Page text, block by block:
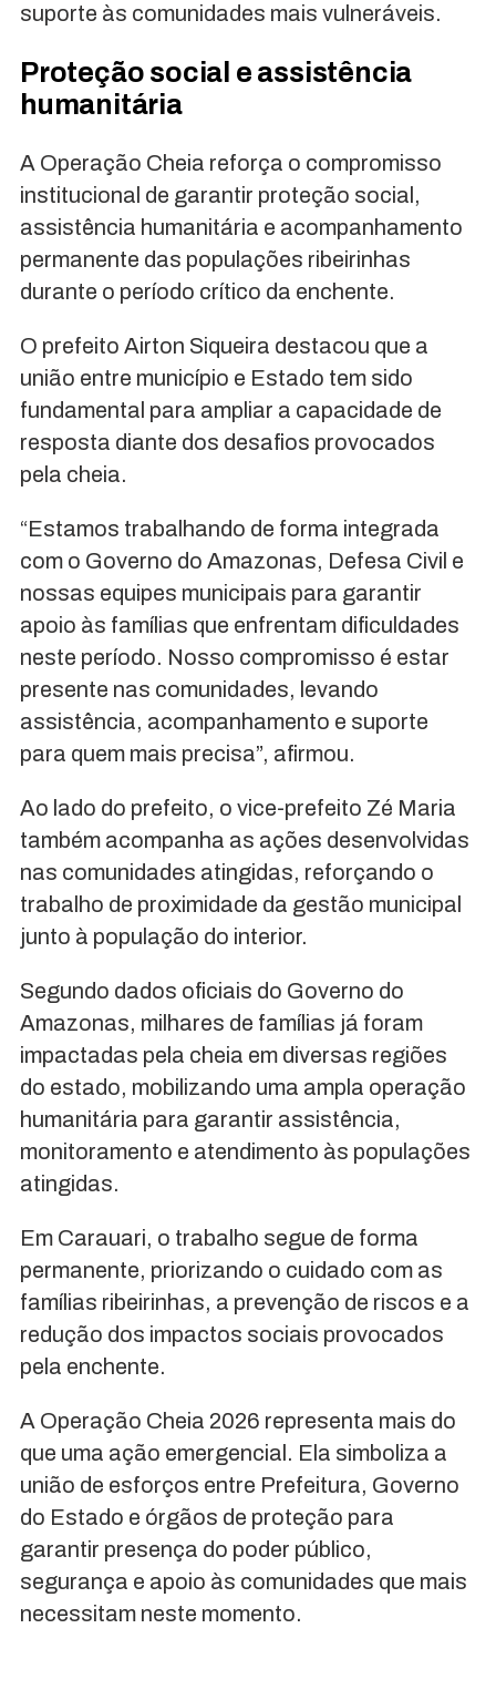
suporte às comunidades mais vulneráveis.
Proteção social e assistência
humanitária
A Operação Cheia reforça o compromisso
institucional de garantir proteção social,
assistência humanitária e acompanhamento
permanente das populações ribeirinhas
durante o período crítico da enchente.
O prefeito Airton Siqueira destacou que a
união entre município e Estado tem sido
fundamental para ampliar a capacidade de
resposta diante dos desafios provocados
pela cheia.
“Estamos trabalhando de forma integrada
com o Governo do Amazonas, Defesa Civil e
nossas equipes municipais para garantir
apoio às famílias que enfrentam dificuldades
neste período. Nosso compromisso é estar
presente nas comunidades, levando
assistência, acompanhamento e suporte
para quem mais precisa”, afirmou.
Ao lado do prefeito, o vice-prefeito Zé Maria
também acompanha as ações desenvolvidas
nas comunidades atingidas, reforçando o
trabalho de proximidade da gestão municipal
junto à população do interior.
Segundo dados oficiais do Governo do
Amazonas, milhares de famílias já foram
impactadas pela cheia em diversas regiões
do estado, mobilizando uma ampla operação
humanitária para garantir assistência,
monitoramento e atendimento às populações
atingidas.
Em Carauari, o trabalho segue de forma
permanente, priorizando o cuidado com as
famílias ribeirinhas, a prevenção de riscos e a
redução dos impactos sociais provocados
pela enchente.
A Operação Cheia 2026 representa mais do
que uma ação emergencial. Ela simboliza a
união de esforços entre Prefeitura, Governo
do Estado e órgãos de proteção para
garantir presença do poder público,
segurança e apoio às comunidades que mais
necessitam neste momento.